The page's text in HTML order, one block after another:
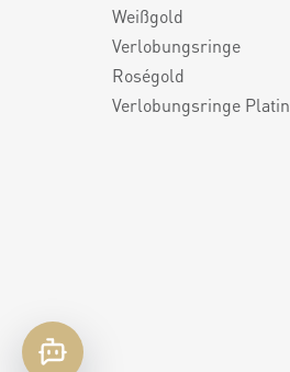
Weißgold
Verlobungsringe
Roségold
Verlobungsringe Platin